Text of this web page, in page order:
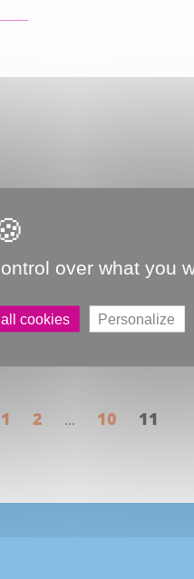
1 2 ... 10 11
over what you
cookies Personalize